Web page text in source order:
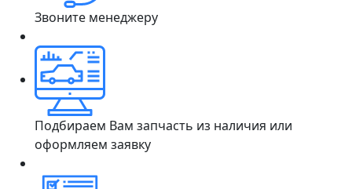
Звоните менеджеру
Подбираем Вам запчасть из наличия или
оформляем заявку